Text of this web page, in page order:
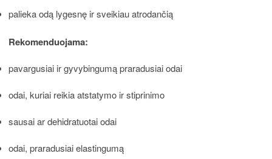
palieka odą lygesnę ir sveikiau atrodančią
Rekomenduojama:
pavargusiai ir gyvybingumą praradusiai odai
odai, kuriai reikia atstatymo ir stiprinimo
sausai ar dehidratuotai odai
odai, praradusiai elastingumą